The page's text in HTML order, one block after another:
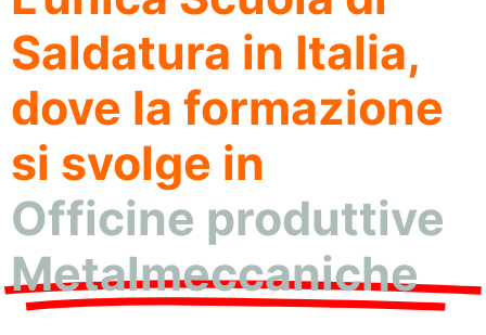
Saldatura in Italia,
dove la formazione
si svolge in
Officine produttive
Metalmeccaniche